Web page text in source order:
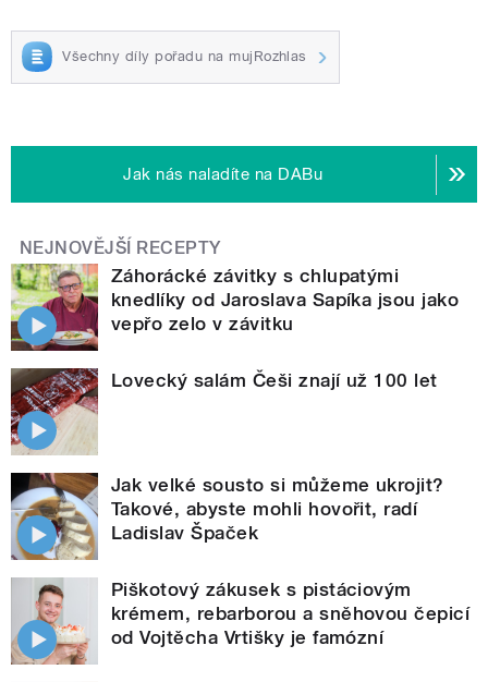
Všechny díly pořadu na mujRozhlas
Jak nás naladíte na DABu
NEJNOVĚJŠÍ RECEPTY
Záhorácké závitky s chlupatými
knedlíky od Jaroslava Sapíka jsou jako
vepřo zelo v závitku
Lovecký salám Češi znají už 100 let
Jak velké sousto si můžeme ukrojit?
Takové, abyste mohli hovořit, radí
Ladislav Špaček
Piškotový zákusek s pistáciovým
krémem, rebarborou a sněhovou čepicí
od Vojtěcha Vrtišky je famózní